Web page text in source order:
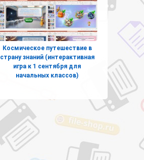
Космическое путешествие в
страну знаний (интерактивная
игра к 1 сентября для
начальных классов)